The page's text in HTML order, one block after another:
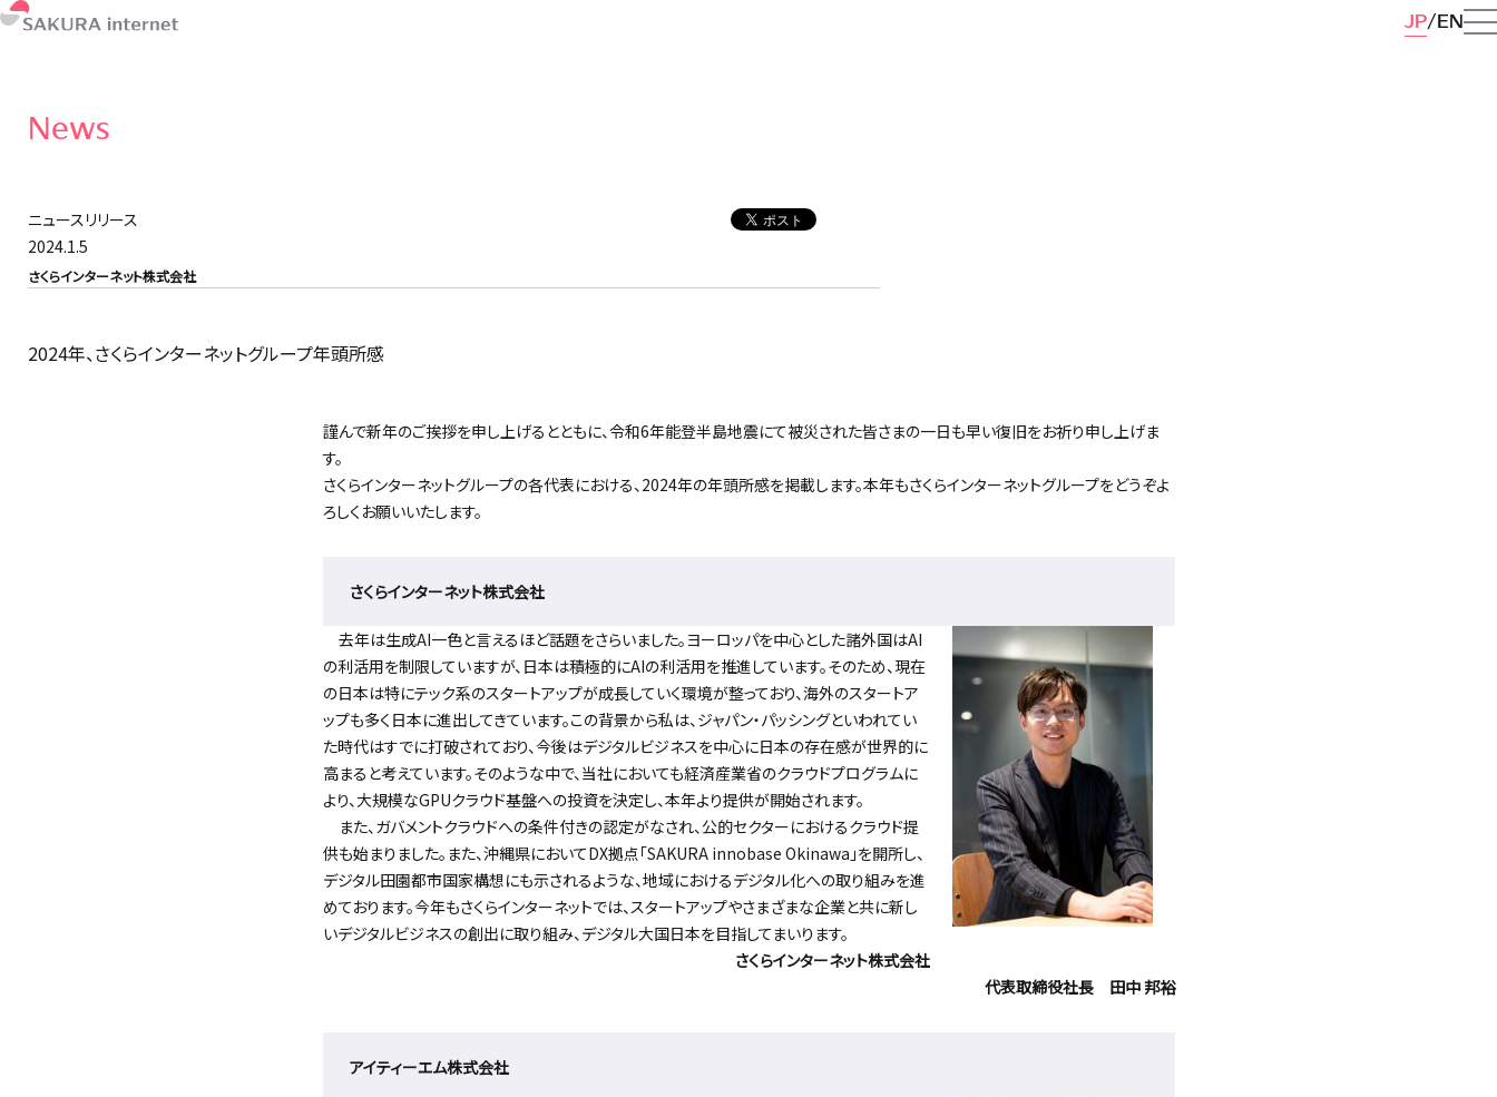
JP EN
News
ニュースリリース
2024.1.5
さくらインターネット株式会社
2024年、さくらインターネットグループ年頭所感
謹んで新年のご挨拶を申し上げるとともに、令和6年能登半島地震にて被災された皆さまの一日も早い復旧をお祈り申し上げま
す。
さくらインターネットグループの各代表における、2024年の年頭所感を掲載します。本年もさくらインターネットグループをどうぞよ
ろしくお願いいたします。
さくらインターネット株式会社
去年は生成AI一色と言えるほど話題をさらいました。ヨーロッパを中心とした諸外国はAI
の利活用を制限していますが、日本は積極的にAIの利活用を推進しています。そのため、現在
の日本は特にテック系のスタートアップが成長していく環境が整っており、海外のスタートア
ップも多く日本に進出してきています。この背景から私は、ジャパン・パッシングといわれてい
た時代はすでに打破されており、今後はデジタルビジネスを中心に日本の存在感が世界的に
高まると考えています。そのような中で、当社においても経済産業省のクラウドプログラムに
より、大規模なGPUクラウド基盤への投資を決定し、本年より提供が開始されます。
また、ガバメントクラウドへの条件付きの認定がなされ、公的セクターにおけるクラウド提
供も始まりました。また、沖縄県においてDX拠点「SAKURA innobase Okinawa」を開所し、
デジタル田園都市国家構想にも示されるような、地域におけるデジタル化への取り組みを進
めております。今年もさくらインターネットでは、スタートアップやさまざまな企業と共に新し
いデジタルビジネスの創出に取り組み、デジタル大国日本を目指してまいります。
さくらインターネット株式会社
代表取締役社長 田中 邦裕
アイティーエム株式会社